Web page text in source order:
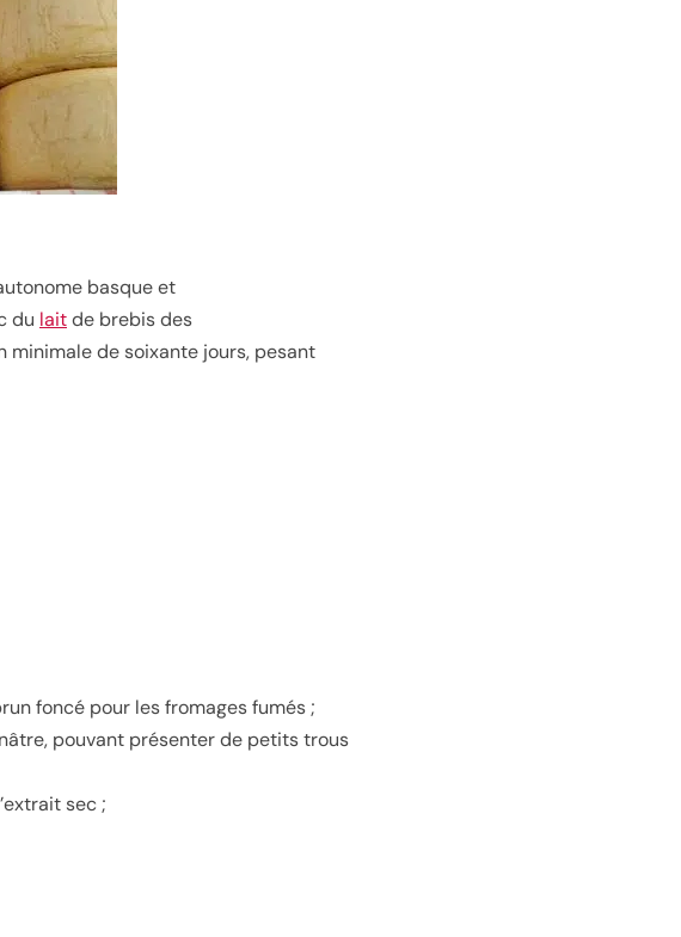
basque et
du laitde brebis des
minimale de soixante jours, pesant
foncé pour les fromages fumés ;
pouvant présenter de petits trous
sec ;